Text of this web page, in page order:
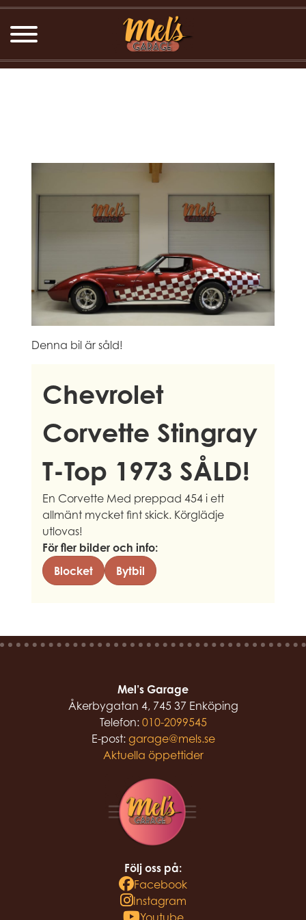
Denna bil är såld!
Chevrolet
Corvette Stingray
T-Top 1973 SÅLD!
En Corvette Med preppad 454 i ett
allmänt mycket fint skick. Körglädje
utlovas!
För fler bilder och info:
Blocket
Bytbil
Mel’s Garage
Åkerbygatan 4, 745 37 Enköping
Telefon: 010-2099545
E-post: garage@mels.se
Aktuella öppettider
Följ oss på:
Facebook
Instagram
Youtube